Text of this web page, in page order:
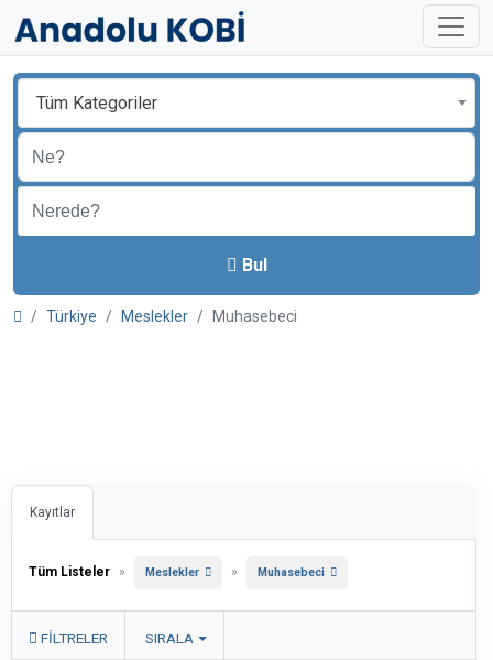
Tüm Kategoriler
Bul
Türkiye Meslekler Muhasebeci
Kayıtlar
Tüm Listeler » Meslekler » Muhasebeci
FILTRELER SIRALA